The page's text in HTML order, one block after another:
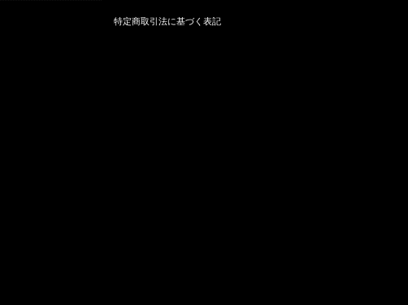
特定商取引法に基づく表記